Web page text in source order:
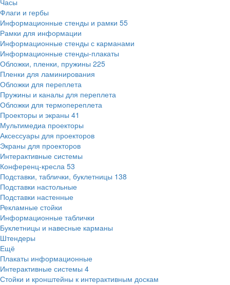
Часы
Флаги и гербы
Информационные стенды и рамки 55
Рамки для информации
Информационные стенды с карманами
Информационные стенды-плакаты
Обложки, пленки, пружины 225
Пленки для ламинирования
Обложки для переплета
Пружины и каналы для переплета
Обложки для термопереплета
Проекторы и экраны 41
Мультимедиа проекторы
Аксессуары для проекторов
Экраны для проекторов
Интерактивные системы
Конференц-кресла 53
Подставки, таблички, буклетницы 138
Подставки настольные
Подставки настенные
Рекламные стойки
Информационные таблички
Буклетницы и навесные карманы
Штендеры
Ещё
Плакаты информационные
Интерактивные системы 4
Стойки и кронштейны к интерактивным доскам